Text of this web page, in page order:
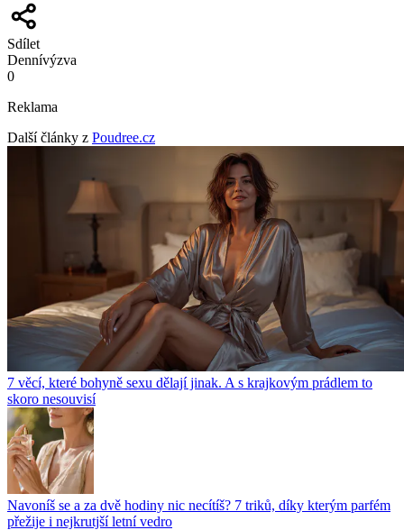
Sdílet
Dennívýzva
0
Reklama
Další články z Poudree.cz
7 věcí, které bohyně sexu dělají jinak. A s krajkovým prádlem to
skoro nesouvisí
Navoníš se a za dvě hodiny nic necítíš? 7 triků, díky kterým parfém
přežije i nejkrutjší letní vedro